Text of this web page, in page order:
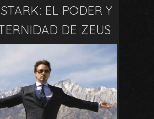
EL PODER Y
DE ZEUS